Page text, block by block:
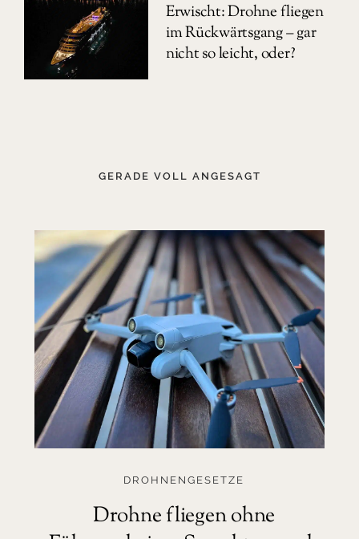
Erwischt: Drohne fliegen
im Rückwärtsgang – gar
nicht so leicht, oder?
GERADE VOLL ANGESAGT
Drohne fliegen ohne
DROHNENGESETZE